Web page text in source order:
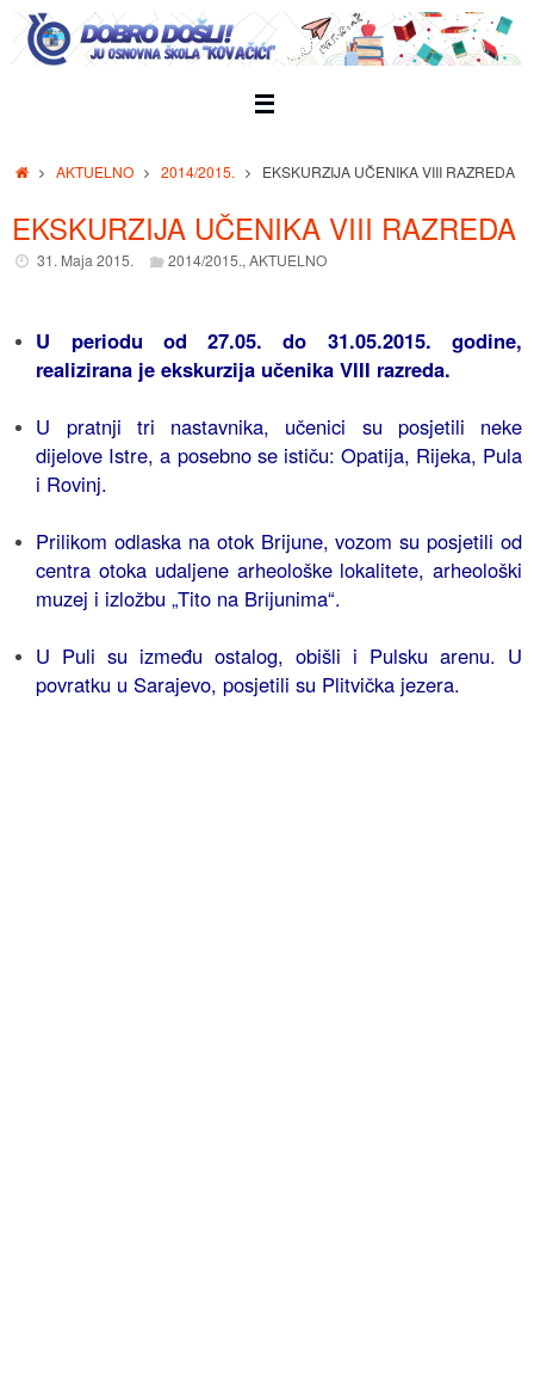
Skip
content
HomeAKTUELNO 2014/2015. EKSKURZIJA UČENIKA VIII RAZREDA
EKSKURZIJA UČENIKA VIII RAZREDA
31. Maja 2015. 2014/2015.,AKTUELNO
U periodu od 27.05. do 31.05.2015. godine,
realizirana je ekskurzija učenika VIII razreda.
U pratnji tri nastavnika, učenici su posjetili neke
dijelove Istre, a posebno se ističu: Opatija, Rijeka, Pula
i Rovinj.
Prilikom odlaska na otok Brijune, vozom su posjetili od
centra otoka udaljene arheološke lokalitete, arheološki
muzej i izložbu „Tito na Brijunima“.
U Puli su između ostalog, obišli i Pulsku arenu. U
povratku u Sarajevo, posjetili su Plitvička jezera.